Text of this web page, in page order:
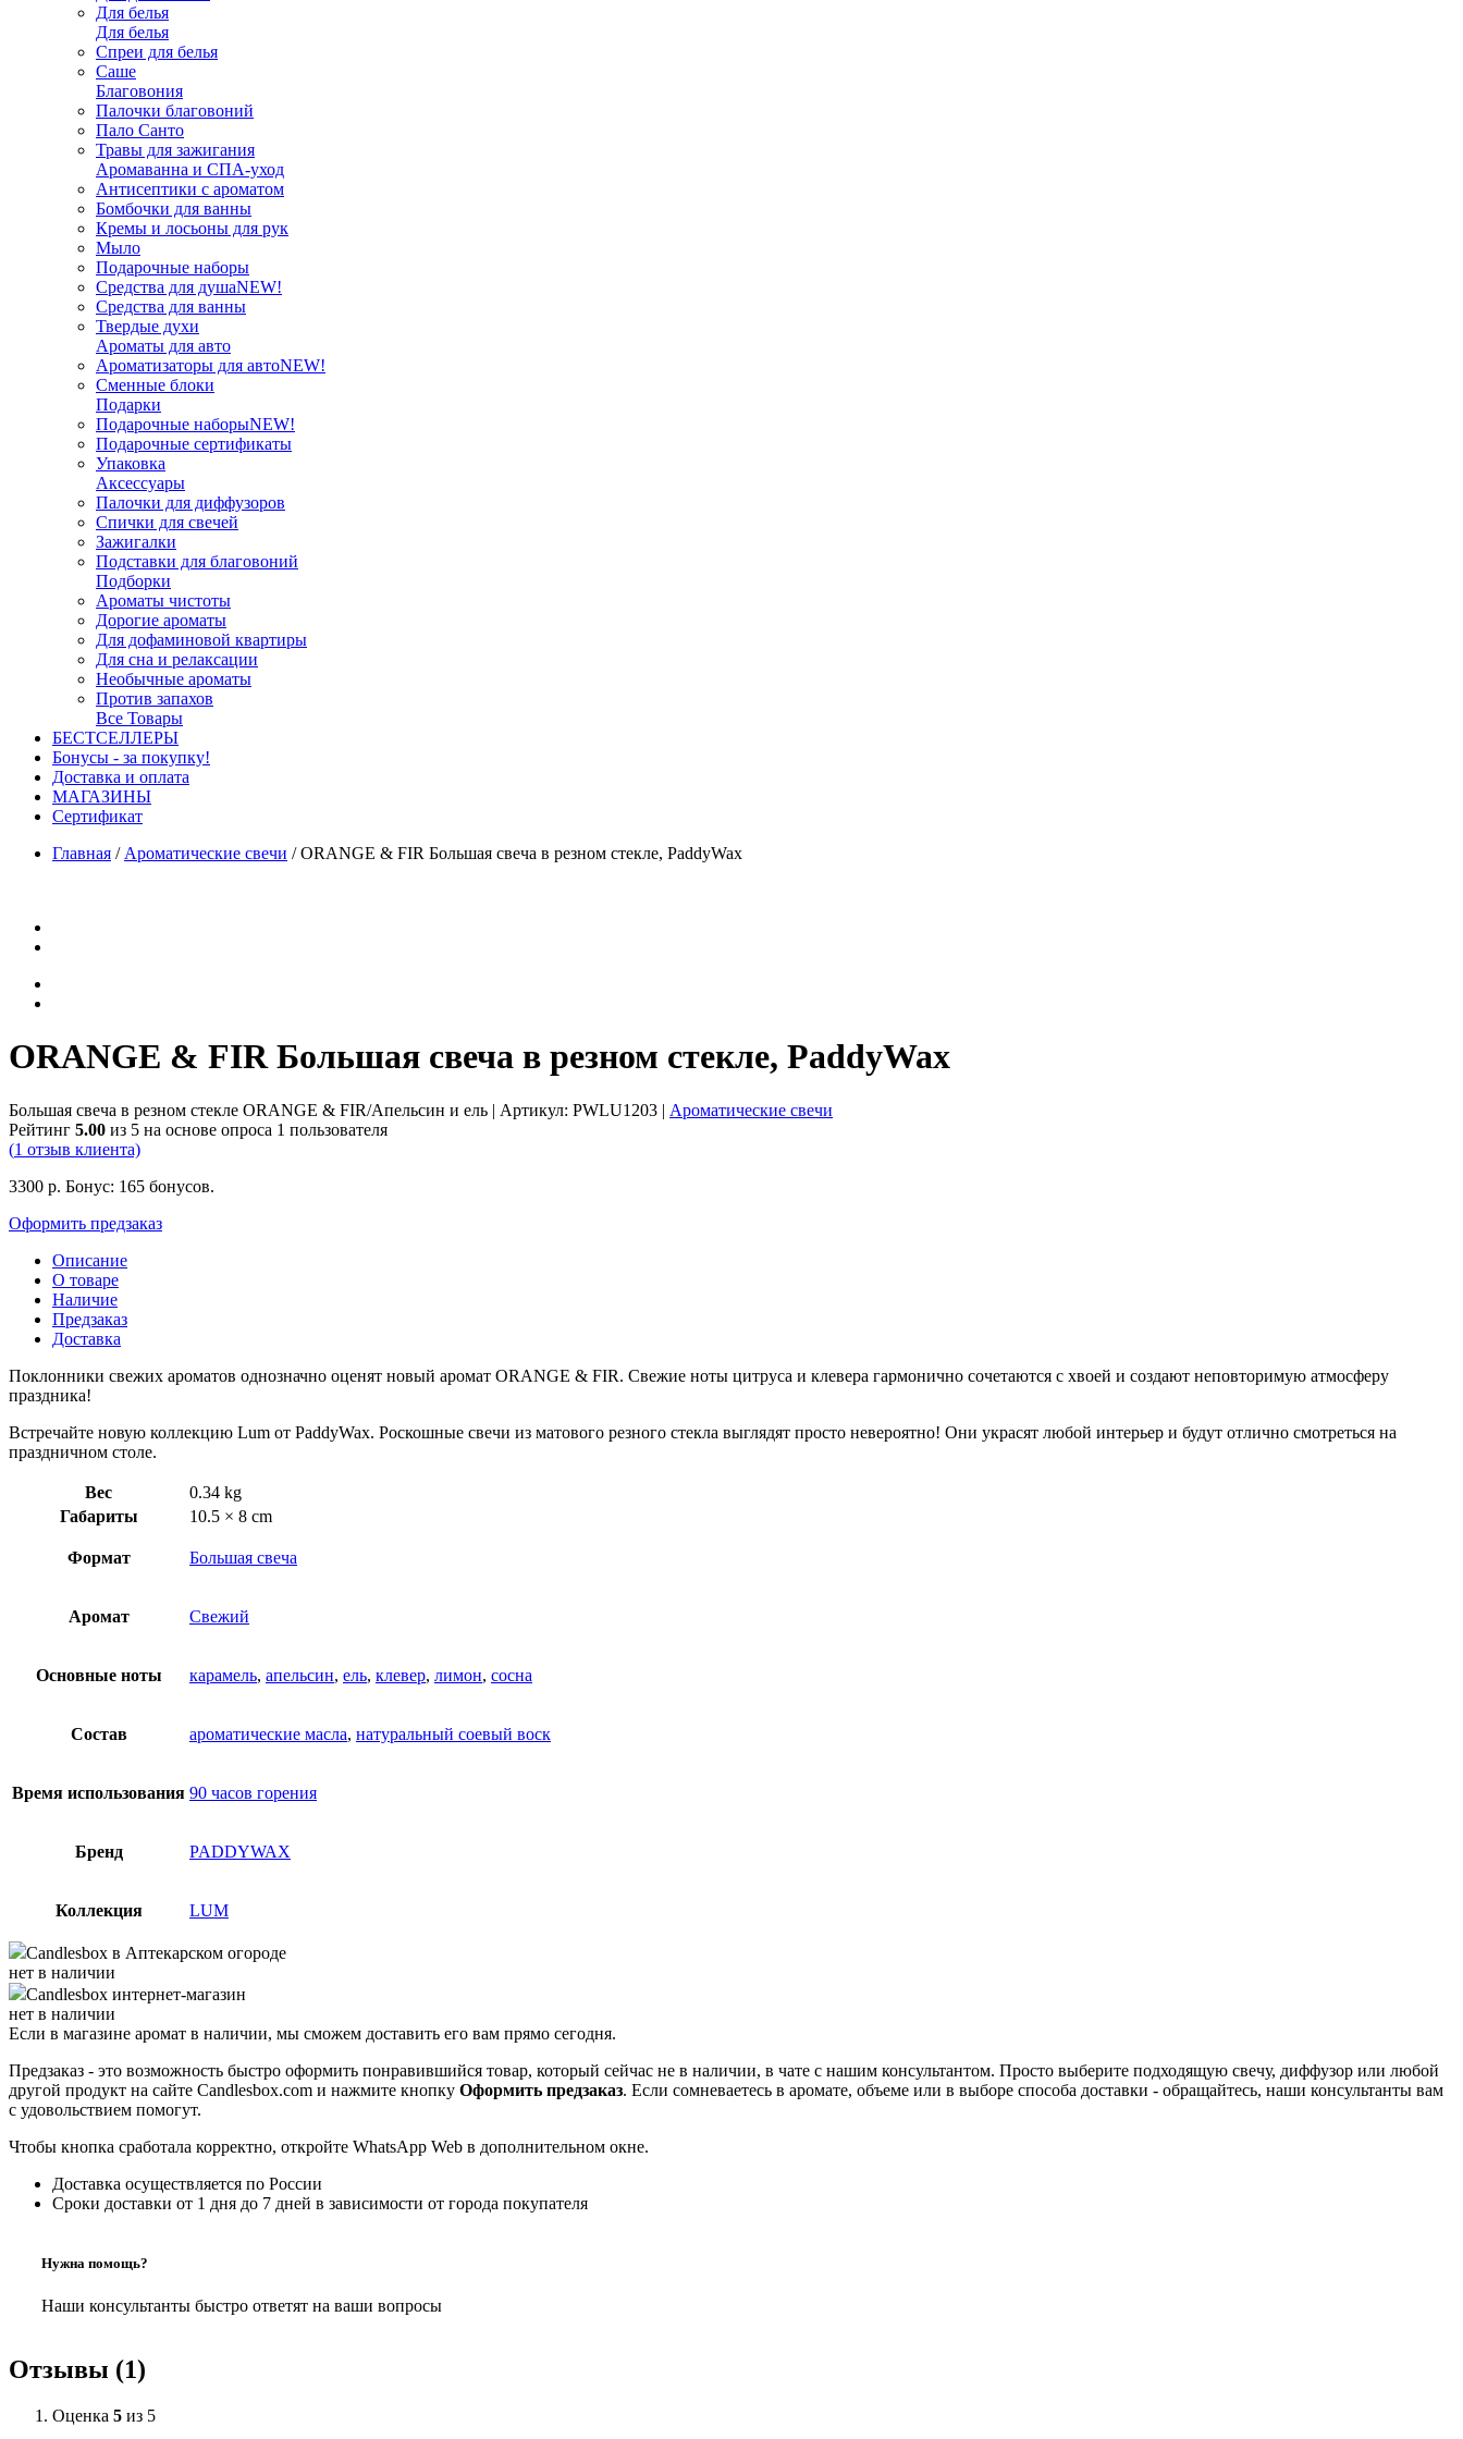
Для белья
Для белья
Спреи для белья
Саше
Благовония
Палочки благовоний
Пало Санто
Травы для зажигания
Аромаванна и СПА-уход
Антисептики с ароматом
Бомбочки для ванны
Кремы и лосьоны для рук
Мыло
Подарочные наборы
Средства для душаNEW!
Средства для ванны
Твердые духи
Ароматы для авто
Ароматизаторы для автоNEW!
Сменные блоки
Подарки
Подарочные наборыNEW!
Подарочные сертификаты
Упаковка
Аксессуары
Палочки для диффузоров
Спички для свечей
Зажигалки
Подставки для благовоний
Подборки
Ароматы чистоты
Дорогие ароматы
Для дофаминовой квартиры
Для сна и релаксации
Необычные ароматы
Против запахов
Все Товары
БЕСТСЕЛЛЕРЫ
Бонусы - за покупку!
Доставка и оплата
МАГАЗИНЫ
Cертификат
Главная / Ароматические свечи /ORANGE & FIR Большая свеча в резном стекле, PaddyWax
ORANGE & FIR Большая свеча в резном стекле, PaddyWax
Большая свеча в резном стекле ORANGE & FIR/Апельсин и ель | Артикул: PWLU1203 | Ароматические свечи
Рейтинг 5.00 из 5 на основе опроса 1 пользователя
(1 отзыв клиента)
3300 р. Бонус: 165 бонусов.
Оформить предзаказ
Описание
О товаре
Наличие
Предзаказ
Доставка
Поклонники свежих ароматов однозначно оценят новый аромат ORANGE & FIR. Свежие ноты цитруса и клевера гармонично сочетаются с хвоей и создают неповторимую атмосферу
праздника!
Встречайте новую коллекцию Lum от PaddyWax. Роскошные свечи из матового резного стекла выглядят просто невероятно! Они украсят любой интерьер и будут отлично смотреться на
праздничном столе.
Вес
0.34 kg
Габариты
10.5 × 8 cm
Формат Большая свеча
Аромат Свежий
Основные ноты карамель, апельсин, ель, клевер, лимон, сосна
Состав ароматические масла, натуральный соевый воск
Время использования 90 часов горения
Бренд PADDYWAX
Коллекция LUM
Candlesbox в Аптекарском огороде
нет в наличии
Candlesbox интернет-магазин
нет в наличии
Если в магазине аромат в наличии, мы сможем доставить его вам прямо сегодня.
Предзаказ - это возможность быстро оформить понравившийся товар, который сейчас не в наличии, в чате с нашим консультантом. Просто выберите подходящую свечу, диффузор или любой
другой продукт на сайте Candlesbox.com и нажмите кнопку Оформить предзаказ. Если сомневаетесь в аромате, объеме или в выборе способа доставки - обращайтесь, наши консультанты вам
с удовольствием помогут.
Чтобы кнопка сработала корректно, откройте WhatsApp Web в дополнительном окне.
Доставка осуществляется по России
Сроки доставки от 1 дня до 7 дней в зависимости от города покупателя
Нужна помощь?
Наши консультанты быстро ответят на ваши вопросы
Отзывы (1)
Оценка 5 из 5